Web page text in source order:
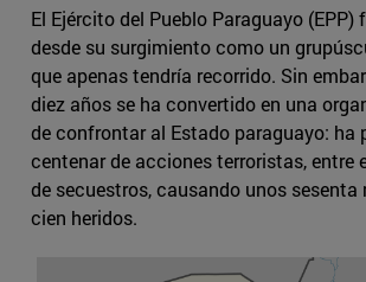
El Ejército del Pueblo Paraguayo (EPP)
desde su surgimiento como un
que apenas tendría recorrido. Sin
diez años se ha convertido en una
de confrontar al Estado paraguayo: ha
centenar de acciones terroristas, entre
de secuestros, causando unos sesenta
cien heridos.